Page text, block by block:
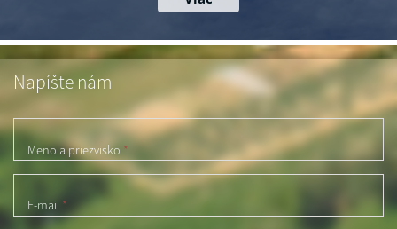
Napíšte nám
Meno a priezvisko *
E-mail *